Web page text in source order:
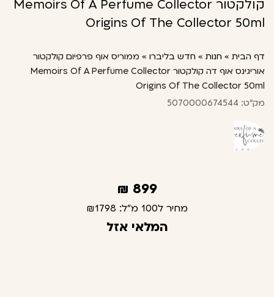
קולקטור Memoirs Of A Perfume Collector
Origins Of The Collector 50ml
דף הבית » חנות » חדש בליברו » ממוריס אוף פרפיום קולקטור
אוריגינס אוף דה קולקטור Memoirs Of A Perfume Collector
Origins Of The Collector 50ml
מק"ט: 5070000674544
899
₪
מחיר ל100 מ"ל: ₪1798
המלאי אזל